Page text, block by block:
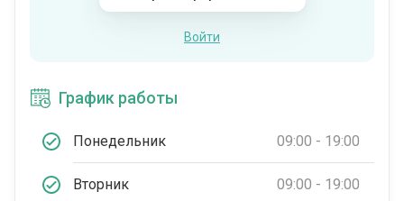
Войти
График работы
Понедельник 09:00 - 19:00
Вторник 09:00 - 19:00